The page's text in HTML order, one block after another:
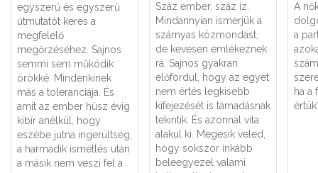
egyszerű és egyszerű
útmutatót keres a
megfelelő
megőrzéséhez. Sajnos
semmi sem működik
örökké. Mindenkinek
más a toleranciája. És
amit az ember húsz évig
kibír anélkül, hogy
eszébe jutna ingerültség,
a harmadik ismétlés után
a másik nem veszi fel a
Száz ember, száz íz.
Mindannyian ismerjük a
szárnyas közmondást,
de kevesen emlékeznek
rá. Sajnos gyakran
előfordul, hogy az egyet
nem értés legkisebb
kifejezését is támadásnak
tekintik. És azonnal vita
alakul ki. Megesik veled,
hogy sokszor inkább
beleegyezel valami
A
a
ha a